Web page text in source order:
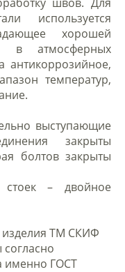
используется
хорошей
в атмосферных
антикоррозийное,
температур,
выступающие
закрыты
болтов закрыты
стоек – двойное
изделия ТМ СКИФ
именно ГОСТ